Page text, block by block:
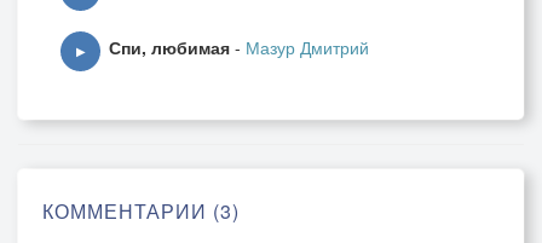
Горячую любовь не остудит.
Когда
Ты снов своих закроешь нам дверь!?
▶ Спи, любимая - Мазур Дмитрий
КОММЕНТАРИИ (3)